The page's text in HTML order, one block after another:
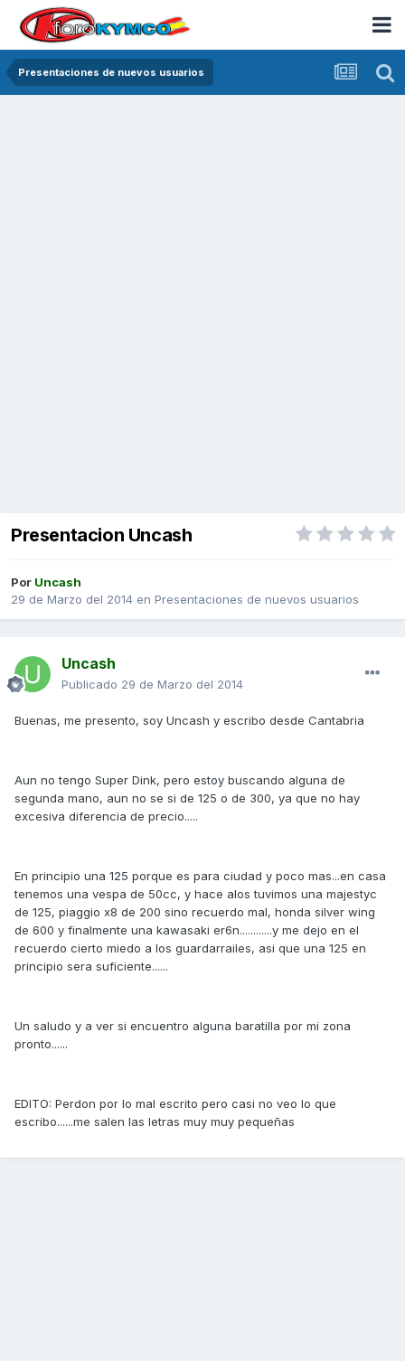
Presentaciones de nuevos usuarios
Presentacion Uncash
Por Uncash
29 de Marzo del 2014 en Presentaciones de nuevos usuarios
Uncash
Publicado 29 de Marzo del 2014
Buenas, me presento, soy Uncash y escribo desde Cantabria
Aun no tengo Super Dink, pero estoy buscando alguna de
segunda mano, aun no se si de 125 o de 300, ya que no hay
excesiva diferencia de precio.....
En principio una 125 porque es para ciudad y poco mas...en casa
tenemos una vespa de 50cc, y hace alos tuvimos una majestyc
de 125, piaggio x8 de 200 sino recuerdo mal, honda silver wing
de 600 y finalmente una kawasaki er6n............y me dejo en el
recuerdo cierto miedo a los guardarrailes, asi que una 125 en
principio sera suficiente......
Un saludo y a ver si encuentro alguna baratilla por mi zona
pronto......
EDITO: Perdon por lo mal escrito pero casi no veo lo que
escribo......me salen las letras muy muy pequeñas